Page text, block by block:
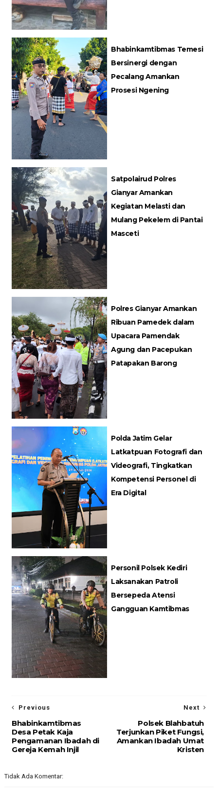
Bhabinkamtibmas Temesi
Bersinergi dengan
Pecalang Amankan
Prosesi Ngening
Satpolairud Polres
Gianyar Amankan
Kegiatan Melasti dan
Mulang Pekelem di Pantai
Masceti
Polres Gianyar Amankan
Ribuan Pamedek dalam
Upacara Pamendak
Agung dan Pacepukan
Patapakan Barong
Polda Jatim Gelar
Latkatpuan Fotografi dan
Videografi, Tingkatkan
Kompetensi Personel di
Era Digital
Personil Polsek Kediri
Laksanakan Patroli
Bersepeda Atensi
Gangguan Kamtibmas
Next
Polsek Blahbatuh
Terjunkan Piket Fungsi,
Amankan Ibadah Umat
Kristen
Previous
Bhabinkamtibmas
Desa Petak Kaja
Pengamanan Ibadah di
Gereja Kemah Injil
Tidak Ada Komentar: